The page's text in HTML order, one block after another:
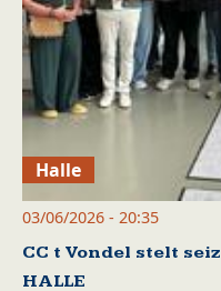
Halle
03/06/2026 - 20:35
CC t Vondel stelt
HALLE